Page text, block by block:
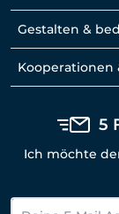
Gestalten &
Kooperationen
5
Ich möchte